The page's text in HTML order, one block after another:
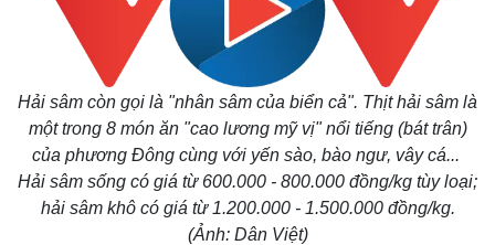
Hải sâm còn gọi là "nhân sâm của biển cả". Thịt hải sâm là
một trong 8 món ăn "cao lương mỹ vị" nổi tiếng (bát trân)
của phương Đông cùng với yến sào, bào ngư, vây cá...
Hải sâm sống có giá từ 600.000 - 800.000 đồng/kg tùy loại;
hải sâm khô có giá từ 1.200.000 - 1.500.000 đồng/kg.
(Ảnh: Dân Việt)